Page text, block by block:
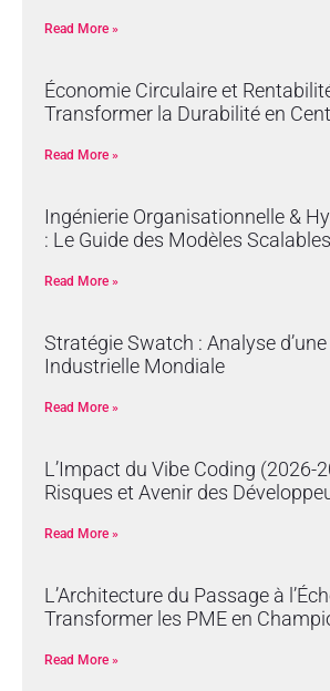
Read More »
Économie Circulaire et
Transformer la Durabilité en
Read More »
Ingénierie Organisationnelle &
: Le Guide des Modèles Scalables
Read More »
Stratégie Swatch : Analyse
Industrielle Mondiale
Read More »
L’Impact du Vibe Coding (2026-
Risques et Avenir des
Read More »
L’Architecture du Passage à
Transformer les PME en
Read More »